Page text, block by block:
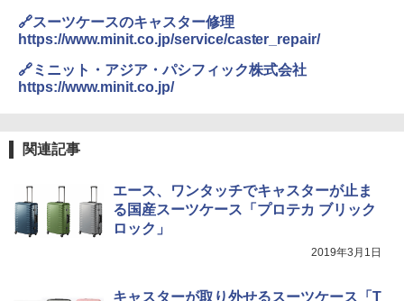
🔗スーツケースのキャスター修理
https://www.minit.co.jp/service/caster_repair/
🔗ミニット・アジア・パシフィック株式会社
https://www.minit.co.jp/
関連記事
エース、ワンタッチでキャスターが止ま
る国産スーツケース「プロテカ ブリック
ロック」
2019年3月1日
キャスターが取り外せるスーツケース「T